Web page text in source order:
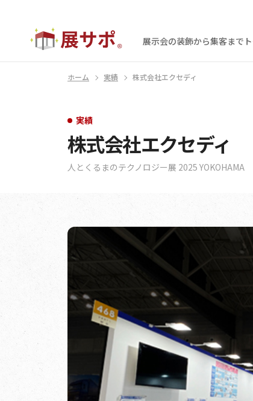
展示会の装飾から集客まで
ホーム 実績 株式会社エクセディ
実績
株式会社エクセディ
人とくるまのテクノロジー展 2025 YOKOHAMA